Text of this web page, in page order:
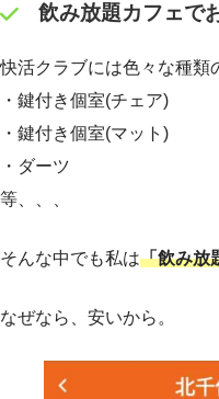
飲み放題カフェで
快活クラブには色々な種類
・鍵付き個室(チェア)
・鍵付き個室(マット)
・ダーツ
等、、、
そんな中でも私は「飲み放
なぜなら、安いから。